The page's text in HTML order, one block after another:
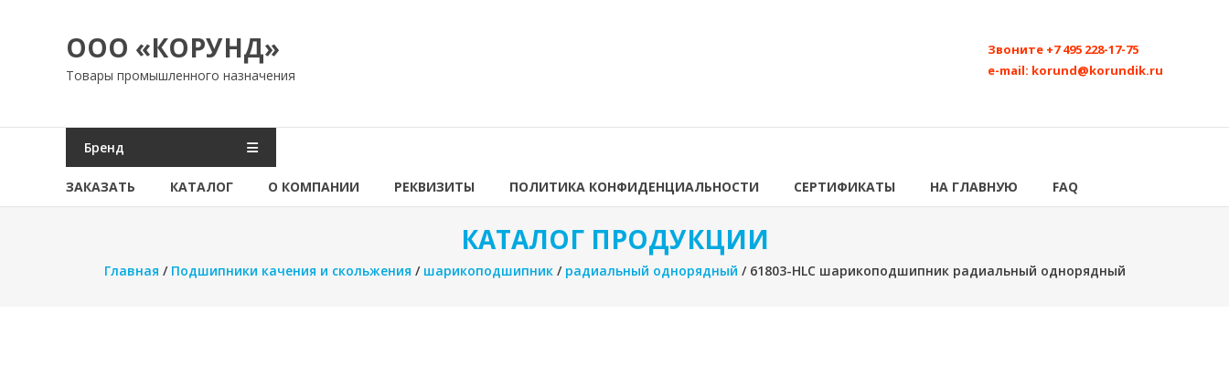
содержимомуООО «КОРУНД»
Товары промышленного назначения
Звоните +7 495 228-17-75
e-mail: korund@korundik.ru
Бренд
ЗАКАЗАТЬ КАТАЛОГ О КОМПАНИИ РЕКВИЗИТЫ ПОЛИТИКА КОНФИДЕНЦИАЛЬНОСТИ СЕРТИФИКАТЫ НА ГЛАВНУЮ FAQ
КАТАЛОГ ПРОДУКЦИИ
Главная / Подшипники качения и скольжения / шарикоподшипник/ радиальный однорядный / 61803-HLC шарикоподшипник радиальный однорядный